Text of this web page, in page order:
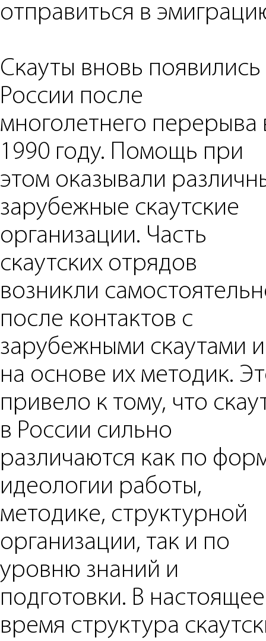
отправиться в
Скауты вновь появились
России после
многолетнего перерыва
1990 году. Помощь при
этом оказывали
зарубежные скаутские
организации. Часть
скаутских отрядов
возникли
после контактов с
зарубежными скаутами и
на основе их методик.
привело к тому, что
в России сильно
различаются как по
идеологии работы,
методике, структурной
организации, так и по
уровню знаний и
подготовки. В настоящее
время структура